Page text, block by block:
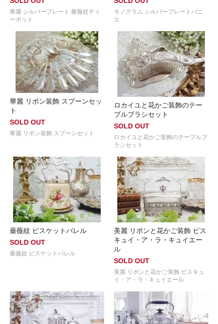
華麗 シルバープレート 薔薇紋ティ
ーポット
モノグラム シルバープレートパニ
エ
華麗 リボン装飾 スプーンセッ
ト
SOLD OUT
華麗 リボン装飾 スプーンセット
ロカイユと花かご装飾のテー
ブルブラシセット
SOLD OUT
ロカイユと花かご装飾のテーブルブ
ラシセット
薔薇紋 ビスケットバレル
SOLD OUT
薔薇紋 ビスケットバレル
美麗 リボンと花かご装飾 ビス
キュイ・ア・ラ・キュイエー
ル
SOLD OUT
美麗 リボンと花かご装飾 ビスキュ
イ・ア・ラ・キュイエール